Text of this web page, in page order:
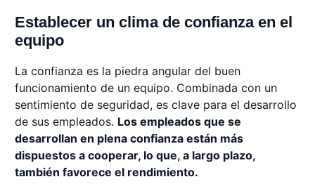
Establecer un clima de confianza en el
equipo
La confianza es la piedra angular del buen
funcionamiento de un equipo. Combinada con un
sentimiento de seguridad, es clave para el desarrollo
de sus empleados. Los empleados que se
desarrollan en plena confianza están más
dispuestos a cooperar, lo que, a largo plazo,
también favorece el rendimiento.